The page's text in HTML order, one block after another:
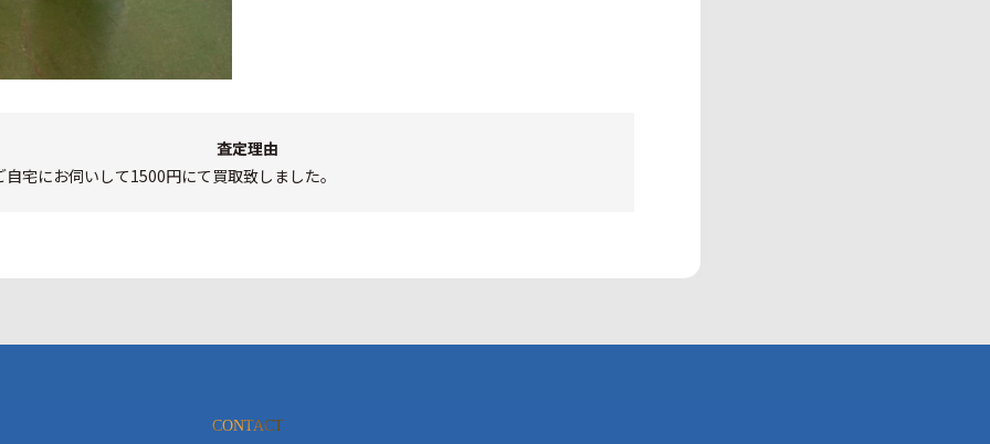
査定理由
宅にお伺いして1500円にて買取致しました。
CONTACT